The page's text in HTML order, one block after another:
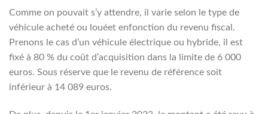
Comme on pouvait s’y attendre, il varie selon le type de
véhicule acheté ou louéet enfonction du revenu fiscal.
Prenons le cas d’un véhicule électrique ou hybride, il est
fixé à 80 % du coût d’acquisition dans la limite de 6 000
euros. Sous réserve que le revenu de référence soit
inférieur à 14 089 euros.